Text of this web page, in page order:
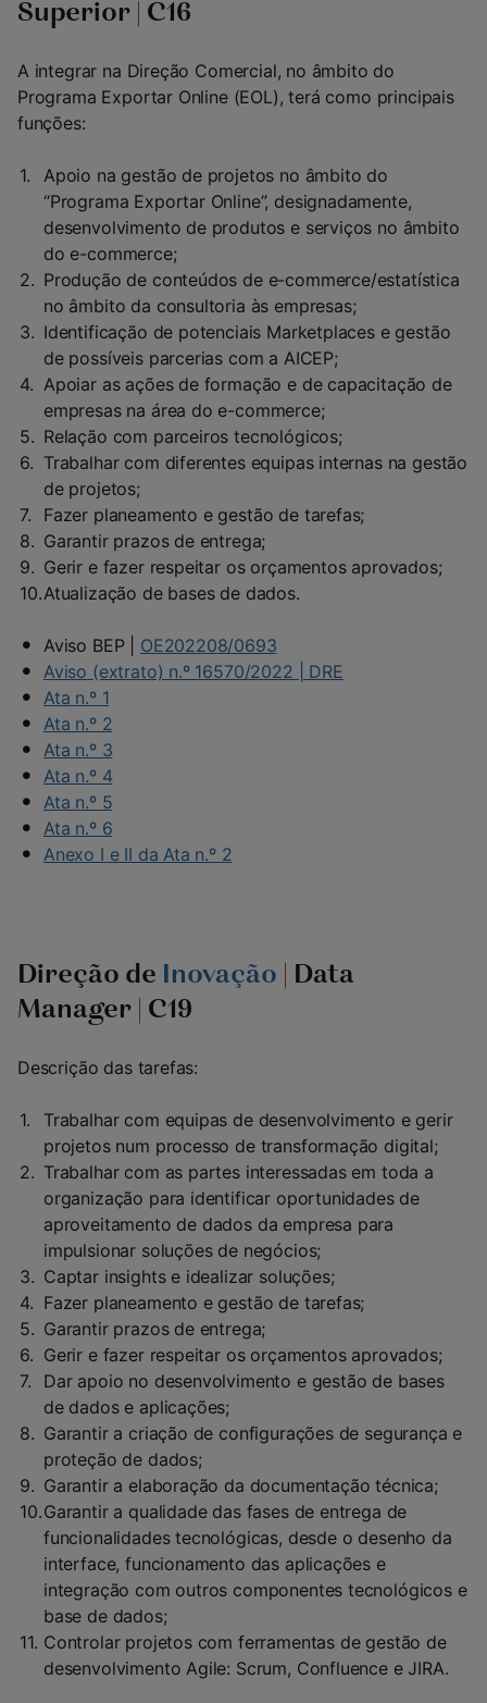
Superior | C16
A integrar na Direção Comercial, no âmbito do
Programa Exportar Online (EOL), terá como principais
funções:
Apoio na gestão de projetos no âmbito do
“Programa Exportar Online”, designadamente,
desenvolvimento de produtos e serviços no âmbito
do e-commerce;
Produção de conteúdos de e-commerce/estatística
no âmbito da consultoria às empresas;
Identificação de potenciais Marketplaces e gestão
de possíveis parcerias com a AICEP;
Apoiar as ações de formação e de capacitação de
empresas na área do e-commerce;
Relação com parceiros tecnológicos;
Trabalhar com diferentes equipas internas na gestão
de projetos;
Fazer planeamento e gestão de tarefas;
Garantir prazos de entrega;
Gerir e fazer respeitar os orçamentos aprovados;
Atualização de bases de dados.
Aviso BEP | OE202208/0693
Aviso (extrato) n.º 16570/2022 | DRE
Ata n.º 1
Ata n.º 2
Ata n.º 3
Ata n.º 4
Ata n.º 5
Ata n.º 6
Anexo I e II da Ata n.º 2
Direção de Inovação | Data
Manager | C19
Descrição das tarefas:
Trabalhar com equipas de desenvolvimento e gerir
projetos num processo de transformação digital;
Trabalhar com as partes interessadas em toda a
organização para identificar oportunidades de
aproveitamento de dados da empresa para
impulsionar soluções de negócios;
Captar insights e idealizar soluções;
Fazer planeamento e gestão de tarefas;
Garantir prazos de entrega;
Gerir e fazer respeitar os orçamentos aprovados;
Dar apoio no desenvolvimento e gestão de bases
de dados e aplicações;
Garantir a criação de configurações de segurança e
proteção de dados;
Garantir a elaboração da documentação técnica;
Garantir a qualidade das fases de entrega de
funcionalidades tecnológicas, desde o desenho da
interface, funcionamento das aplicações e
integração com outros componentes tecnológicos e
base de dados;
Controlar projetos com ferramentas de gestão de
desenvolvimento Agile: Scrum, Confluence e JIRA.